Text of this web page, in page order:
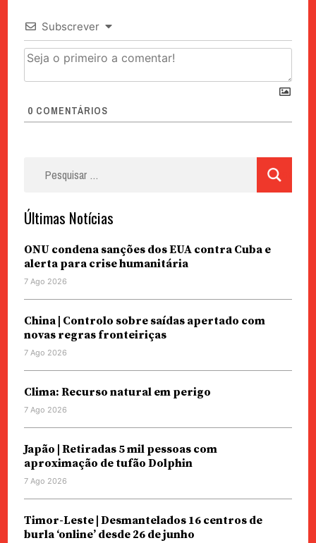
Subscrever
0 COMENTÁRIOS
Últimas Notícias
ONU condena sanções dos EUA contra Cuba e
alerta para crise humanitária
7 Ago 2026
China | Controlo sobre saídas apertado com
novas regras fronteiriças
7 Ago 2026
Clima: Recurso natural em perigo
7 Ago 2026
Japão | Retiradas 5 mil pessoas com
aproximação de tufão Dolphin
7 Ago 2026
Timor-Leste | Desmantelados 16 centros de
burla ‘online’ desde 26 de junho